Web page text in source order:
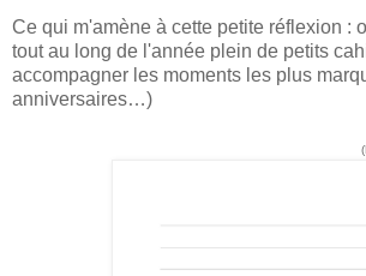
Ce qui m'amène à cette petite réflexion :
tout au long de l'année plein de petits
accompagner les moments les plus
anniversaires…)